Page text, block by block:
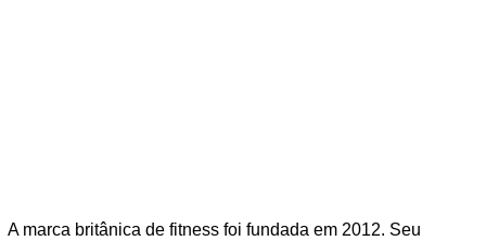
A marca britânica de fitness foi fundada em 2012. Seu